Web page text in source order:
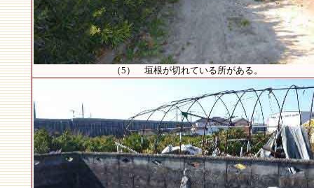
（5） 垣根が切れている所がある。